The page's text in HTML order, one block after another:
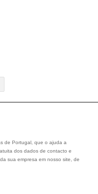
de Portugal, que o ajuda a
dos dados de contacto e
sua empresa em nosso site, de